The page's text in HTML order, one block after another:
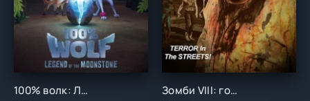
100% волк: Легенда о Лунном камне (2020) Зомби VIII: городское разложение (2021)